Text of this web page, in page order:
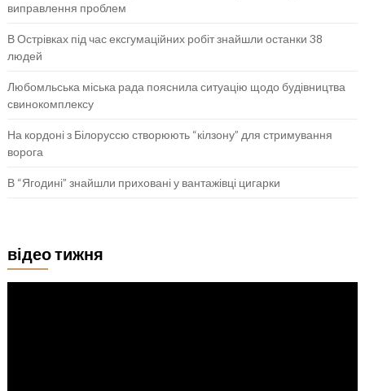
виправлення проблем
В Острівках під час ексгумаційних робіт знайшли останки 38
людей
Любомльська міська рада пояснила ситуацію щодо будівництва
свинокомплексу
На кордоні з Білоруссю створюють “кілзону” для стримування
ворога
В “Ягодині” знайшли приховані у вантажівці цигарки
відео тижня